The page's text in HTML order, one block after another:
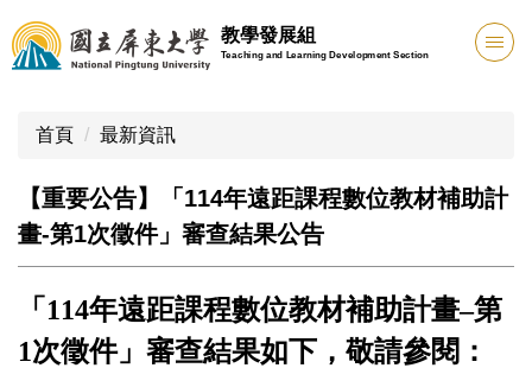
跳
到
主
教學發展組
Teaching and Learning Development Section
首頁 最新資訊
【重要公告】「114年遠距課程數位教材補助計
畫-第1次徵件」審查結果公告
「114年遠距課程數位教材補助計畫–第
1次徵件」審查結果如下，敬請參閱：